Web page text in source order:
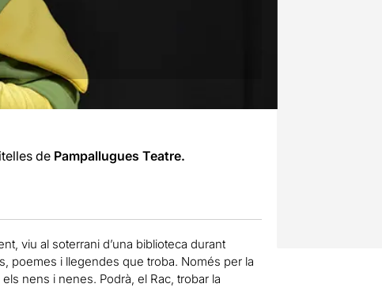
de Pampallugues Teatre.
viu al soterrani d’una biblioteca durant
poemes i llegendes que troba. Només per la
els nens i nenes. Podrà, el Rac, trobar la